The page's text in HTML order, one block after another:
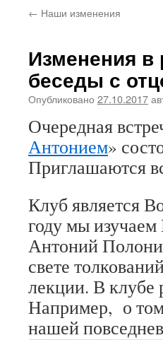
← Наши изменения
Изменения в
беседы с
Опубликовано 27.10.2017
Очередная
Антонием»
Приглашаются
Клуб является
году мы
Антоний
свете
лекции. В клубе
Например, о
нашей